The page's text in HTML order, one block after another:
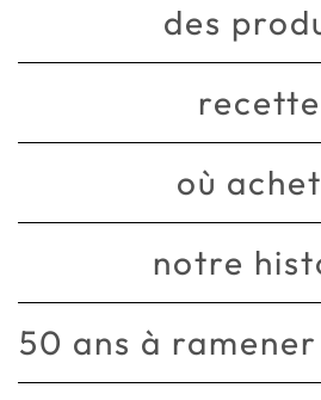
des
où
notre
50 ans à